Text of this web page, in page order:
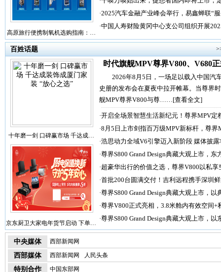
高原旅行便携制氧机选购指南：…
·2025汽车金融产业峰会举行，易鑫蝉联“
·中国人寿财险黄冈中心支公司组织开展
百姓话题
十年磨一剑 口碑赢市场 千达成…
京东厨卫大家电年货节启动 下单…
时代旗舰MPV尊界V800、V680
2026年8月5日，一场足以载入中国汽
史册的发布会在夏夜中拉开帷幕。当尊界
舰MPV尊界V800与尊……[查看全文]
·开启全场景智慧生活新纪元！尊界MPV
·8月5日上市剑指百万级MPV新标杆，尊
·浩思动力全域V6引擎迈入新阶段 媒体披
·尊界S800 Grand Design典藏大观上市，
·超豪华出行的价值之选，尊界V800以私
·首批200台圆满交付！吉利远程携手深圳
·尊界S800 Grand Design典藏大观上市，
·尊界V800正式亮相，3.8米舱内有效空间
·尊界S800 Grand Design典藏大观上市，
中央媒体 西部新闻网
西部媒体 西部新闻网 人民头条
特别合作 中国东部网